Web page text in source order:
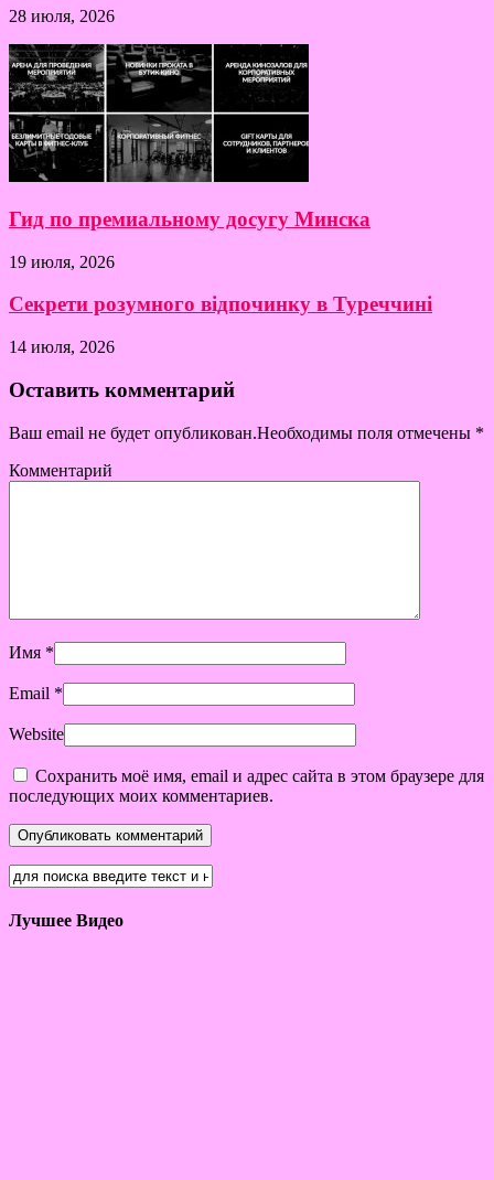
28 июля, 2026
Гид по премиальному досугу Минска
19 июля, 2026
Секрети розумного відпочинку в Туреччині
14 июля, 2026
Оставить комментарий
Ваш email не будет опубликован.Необходимы поля отмечены *
Комментарий
Имя *
Email *
Website
Сохранить моё имя, email и адрес сайта в этом браузере для
последующих моих комментариев.
Лучшее Видео